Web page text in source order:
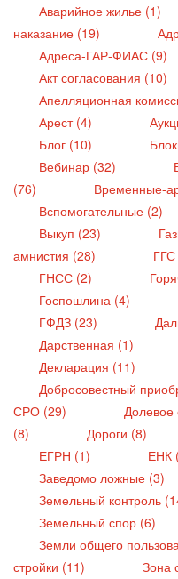
Аварийное жилье (1)
наказание (19)
Адреса-ГАР-ФИАС (9)
Акт согласования (10)
Апелляционная
Арест (4)
Блог (10)
Вебинар (32)
(76)
Временные-
Вспомогательные (2)
Выкуп (23)
амнистия (28)
ГНСС (2)
Госпошлина (4)
ГФДЗ (23)
Дарственная (1)
Декларация (11)
Добросовестный
СРО (29)
Долевое
(8)
Дороги (8)
ЕГРН (1)
ЕНК
Заведомо ложные (3)
Земельный контроль
Земельный спор (6)
Земли общего
стройки (11)
Зона